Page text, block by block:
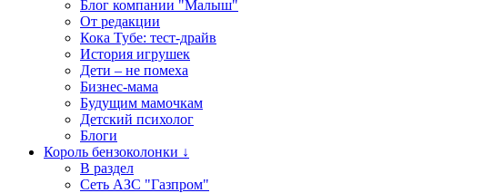
Блог компании "Малыш"
От редакции
Кока Тубе: тест-драйв
История игрушек
Дети – не помеха
Бизнес-мама
Будущим мамочкам
Детский психолог
Блоги
Король бензоколонки ↓
В раздел
Сеть АЗС "Газпром"